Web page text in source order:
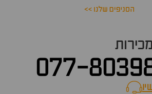
הסניפים שלנו >>
077-
call now